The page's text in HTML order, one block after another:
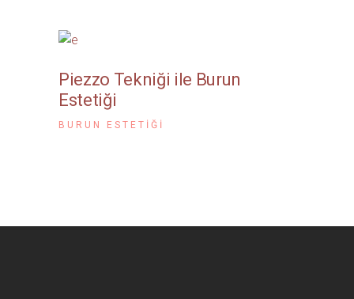
Piezzo Tekniği ile Burun
Estetiği
BURUN ESTETIĞI